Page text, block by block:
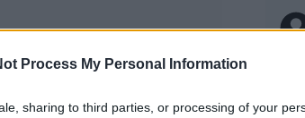
Process My Personal Information
sharing to third parties, or processing of your
as